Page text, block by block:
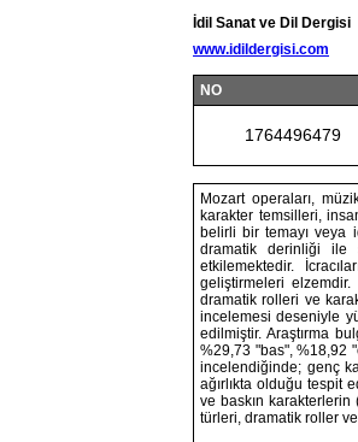
İdil Sanat ve Dil Dergisi
www.idildergisi.com
NO
1764496479
Mozart operaları,
karakter temsilleri,
belirli bir temayı veya
dramatik derinliği ile
etkilemektedir.
geliştirmeleri
dramatik rolleri ve
incelemesi deseniyle
edilmiştir. Araştırma
%29,73 "bas", %18,92
incelendiğinde; genç
ağırlıkta olduğu tespit
ve baskın karakterlerin
türleri, dramatik roller